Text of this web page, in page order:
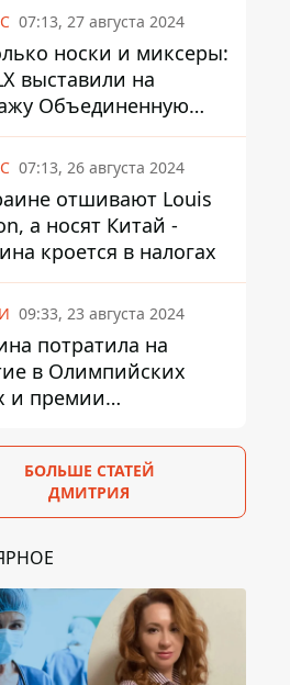
07:13, 27 августа 2024
носки и миксеры:
выставили на
Объединенную
Химическую
за многие
07:13, 26 августа 2024
отшивают Louis
а носят Китай -
кроется в налогах
09:33, 23 августа 2024
потратила на
в Олимпийских
и премии
БОЛЬШЕ СТАТЕЙ
ДМИТРИЯ